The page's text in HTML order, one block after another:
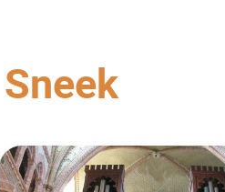
Sneek